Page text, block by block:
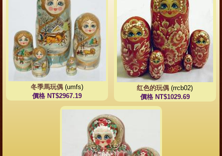
冬季馬玩偶 (umfs)
價格 NT$2967.19
红色的玩偶 (rrcb02)
價格 NT$1029.69